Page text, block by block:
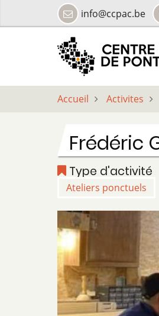
info@ccpac.be
Accueil Activites
Frédéric
Type d'activité
Ateliers ponctuels